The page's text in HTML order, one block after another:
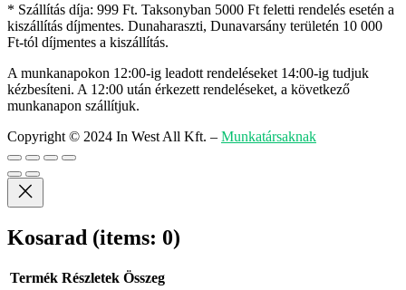
* Szállítás díja: 999 Ft. Taksonyban 5000 Ft feletti rendelés esetén a
kiszállítás díjmentes. Dunaharaszti, Dunavarsány területén 10 000
Ft-tól díjmentes a kiszállítás.
A munkanapokon 12:00-ig leadott rendeléseket 14:00-ig tudjuk
kézbesíteni. A 12:00 után érkezett rendeléseket, a következő
munkanapon szállítjuk.
Copyright © 2024 In West All Kft. – Munkatársaknak
Kosarad (items: 0)
Termék Részletek Összeg